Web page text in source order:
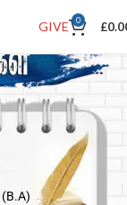
GIVE 0 £